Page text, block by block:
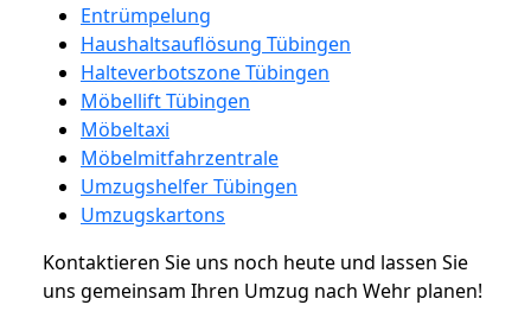
Entrümpelung
Haushaltsauflösung Tübingen
Halteverbotszone Tübingen
Möbellift Tübingen
Möbeltaxi
Möbelmitfahrzentrale
Umzugshelfer Tübingen
Umzugskartons
Kontaktieren Sie uns noch heute und lassen Sie
uns gemeinsam Ihren Umzug nach Wehr planen!